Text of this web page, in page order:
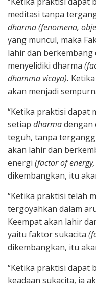
meditasi tanpa
dharma (fenomena,
yang muncul, maka
lahir dan
menyelidiki dharma
dhamma vicaya).
akan menjadi
“Ketika praktisi dapat
setiap dharmadengan
teguh, tanpa
akan lahir dan
energi (factor of
dikembangkan, itu
“Ketika praktisi telah
tergoyahkan dalam
Keempat akan lahir
yaitu faktor sukacita
dikembangkan, itu
“Ketika praktisi dapat
keadaan sukacita, ia